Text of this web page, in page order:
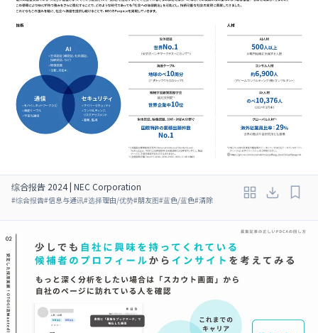
综合报告 2024 | NEC Corporation
#综合报告#信息与通讯#选择理由/优势#朋友图#蓝色/蓝色#清除